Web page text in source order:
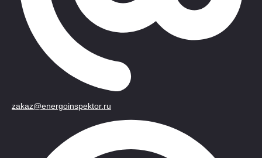
zakaz@energoinspektor.ru